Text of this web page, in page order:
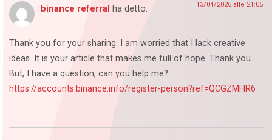
binance referral ha detto: 13/04/2026 alle 21:05
Thank you for your sharing. I am worried that I lack creative
ideas. It is your article that makes me full of hope. Thank you.
But, I have a question, can you help me?
https://accounts.binance.info/register-person?ref=QCGZMHR6